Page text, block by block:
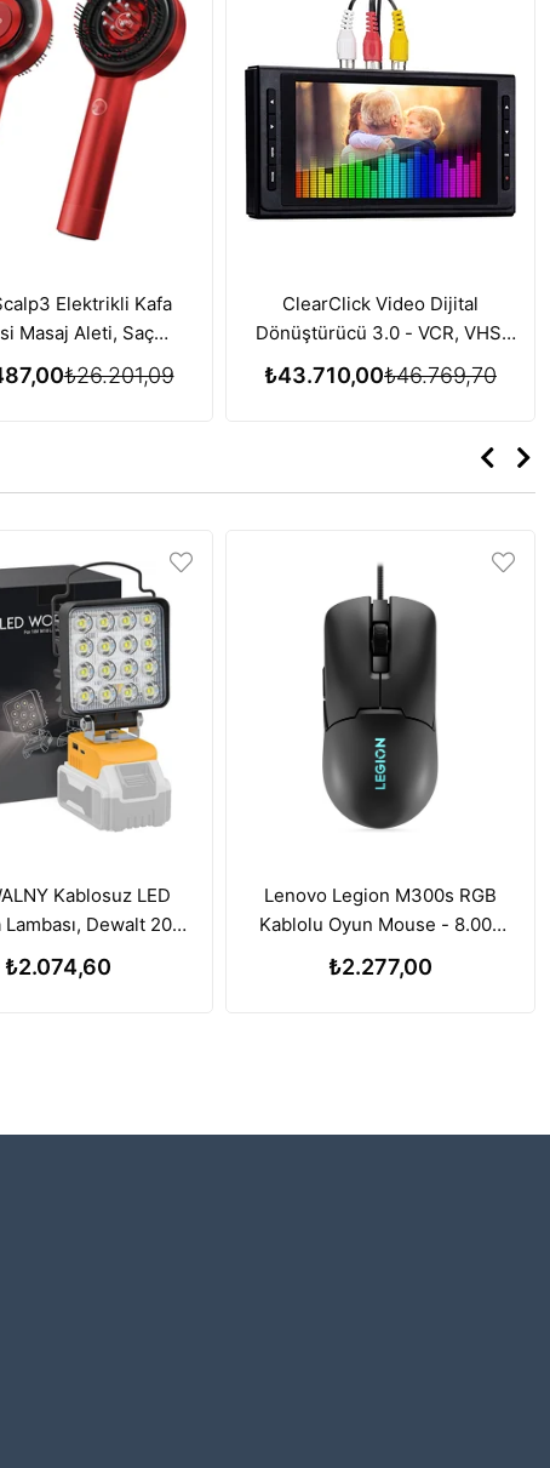
Elektrikli Kafa
Masaj Aleti, Saç
için Kırmızı Işık
Özelliği - Kırmızı
₺26.201,09
ClearClick Video Dijital
Dönüştürücü 3.0 - VCR, VHS,
AV, RCA, Hi8, DVD, Pikap, Kaset
₺43.710,00₺46.769,70
Kablosuz LED
Lambası, Dewalt 20V
ile Uyumlu, 112W
₺2.074,60
Lenovo Legion M300s RGB
Kablolu Oyun Mouse - 8.000
DPI Ayarlanabilir Sensör
₺2.277,00